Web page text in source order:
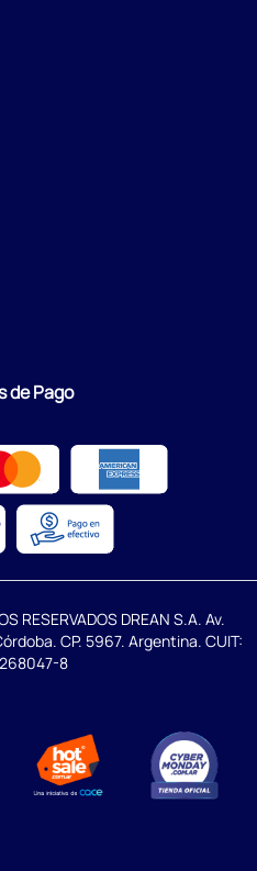
de Pago
RESERVADOS DREAN S.A. Av.
CP. 5967. Argentina. CUIT:
8